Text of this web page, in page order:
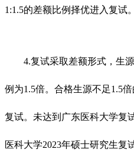
1:1.5的差额比例择优进入复试。
4.复试采取差额形式，生源
例为1.5倍。合格生源不足1.5
复试。未达到 广东医科大学复
医科大学2023年硕士研究生复